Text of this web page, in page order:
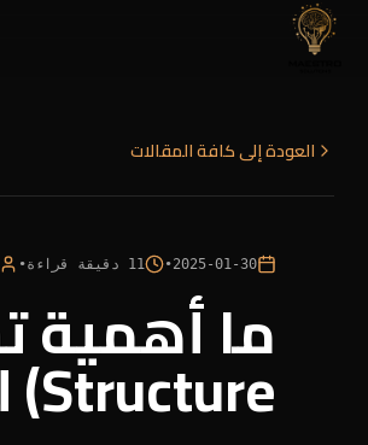
العودة إلى كافة المقالات
2025-01-30
•
11 دقيقة قراءة•
Structure) لرفع ترتيبك في جوجل؟